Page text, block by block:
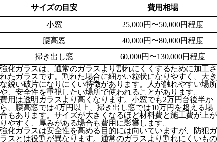
サイズの目安
費用相場
小窓
25,000円〜50,000円程度
腰高窓
40,000円〜80,000円程度
掃き出し窓
60,000円〜130,000円程度
強化ガラスは、通常のガラスより割れにくくするために加工さ
れたガラスです。割れた場合に細かい粒状になりやすく、大き
な鋭い破片になりにくい特徴があります。人が触れやすい場所
や、安全性を重視したい場所で使われることがあります。
費用は透明ガラスより高くなります。小窓でも2万円台後半か
ら、腰高窓では4万円以上、掃き出し窓では10万円を超える場
合もあります。サイズが大きくなるほど材料費と施工費が上が
りやすく、厚みがある場合も費用に影響します。
強化ガラスは安全性を高める目的には向いていますが、防犯ガ
ラスとは役割が異なります。通常のガラスより割れにくいもの